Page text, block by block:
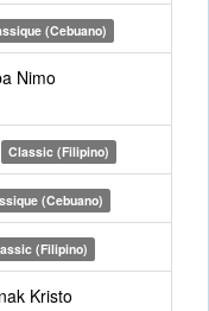
(Cebuano)
Nimo
Classic (Filipino)
(Cebuano)
(Filipino)
Kristo